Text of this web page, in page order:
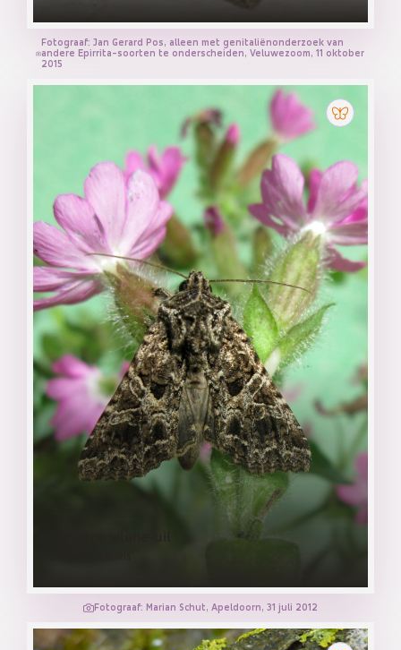
Fotograaf: Jan Gerard Pos, alleen met genitaliënonderzoek van
andere Epirrita-soorten te onderscheiden, Veluwezoom, 11 oktober
2015
Fotograaf: Marian Schut, Apeldoorn, 31 juli 2012